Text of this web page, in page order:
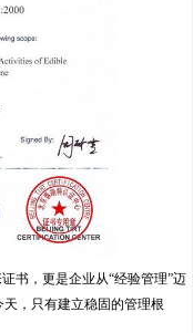
书，更是企业从“经验管理”迈
，只有建立稳固的管理根